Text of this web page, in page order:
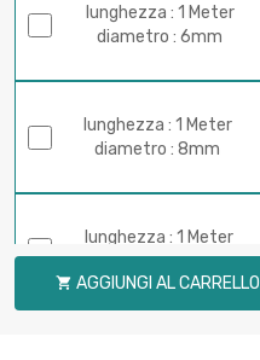
lunghezza : 1 Meter
diametro : 6mm
lunghezza : 1 Meter
diametro : 8mm
lunghezza : 1 Meter
diametro : 10mm
 AGGIUNGI AL CARRELLO